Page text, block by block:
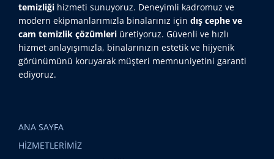
temizliği hizmeti sunuyoruz. Deneyimli kadromuz ve
modern ekipmanlarımızla binalarınız için dış cephe ve
cam temizlik çözümleri üretiyoruz. Güvenli ve hızlı
hizmet anlayışımızla, binalarınızın estetik ve hijyenik
görünümünü koruyarak müşteri memnuniyetini garanti
ediyoruz.
ANA SAYFA
HİZMETLERİMİZ